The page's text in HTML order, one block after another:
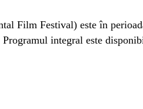
Film Festival) este în
integral este